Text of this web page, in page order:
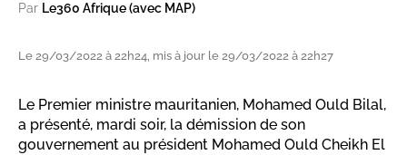
Par Le360 Afrique (avec MAP)
Le 29/03/2022 à 22h24, mis à jour le 29/03/2022 à 22h27
Le Premier ministre mauritanien, Mohamed Ould Bilal,
a présenté, mardi soir, la démission de son
gouvernement au président Mohamed Ould Cheikh El